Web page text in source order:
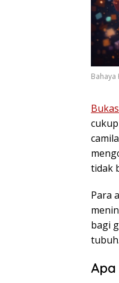
Bahaya
tidak
Para
bagi
tubuh.